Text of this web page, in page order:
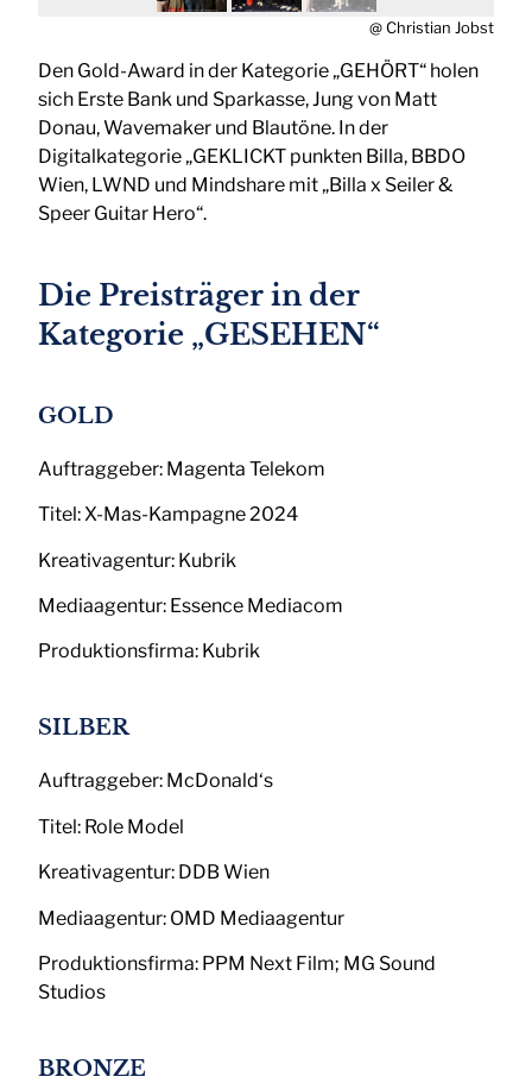
@ Christian Jobst
Den Gold-Award in der Kategorie „GEHÖRT“ holen
sich Erste Bank und Sparkasse, Jung von Matt
Donau, Wavemaker und Blautöne. In der
Digitalkategorie „GEKLICKT punkten Billa, BBDO
Wien, LWND und Mindshare mit „Billa x Seiler &
Speer Guitar Hero“.
Die Preisträger in der
Kategorie „GESEHEN“
GOLD
Auftraggeber: Magenta Telekom
Titel: X-Mas-Kampagne 2024
Kreativagentur: Kubrik
Mediaagentur: Essence Mediacom
Produktionsfirma: Kubrik
SILBER
Auftraggeber: McDonald‘s
Titel: Role Model
Kreativagentur: DDB Wien
Mediaagentur: OMD Mediaagentur
Produktionsfirma: PPM Next Film; MG Sound
Studios
BRONZE